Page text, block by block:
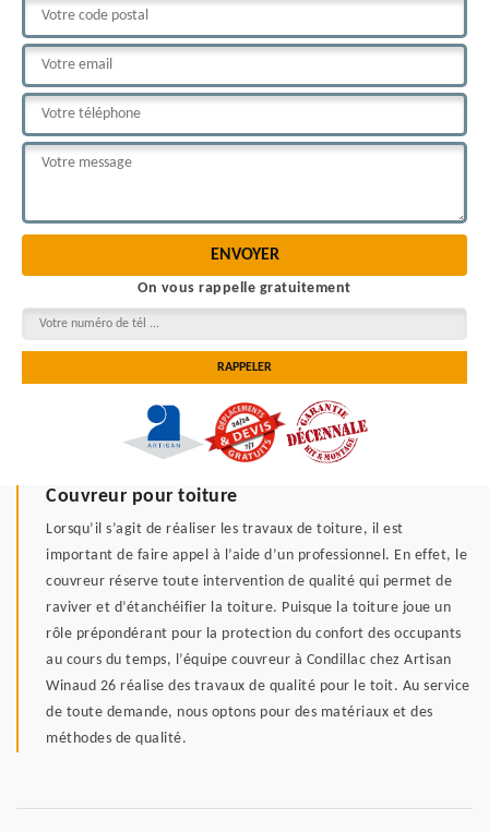
On vous rappelle gratuitement
Couvreur pour toiture
Lorsqu’il s’agit de réaliser les travaux de toiture, il est
important de faire appel à l’aide d’un professionnel. En effet, le
couvreur réserve toute intervention de qualité qui permet de
raviver et d’étanchéifier la toiture. Puisque la toiture joue un
rôle prépondérant pour la protection du confort des occupants
au cours du temps, l’équipe couvreur à Condillac chez Artisan
Winaud 26 réalise des travaux de qualité pour le toit. Au service
de toute demande, nous optons pour des matériaux et des
méthodes de qualité.